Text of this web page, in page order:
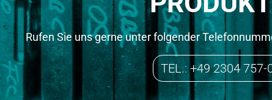
Rufen Sie uns gerne unter folgender
TEL.: +49 2304 757-